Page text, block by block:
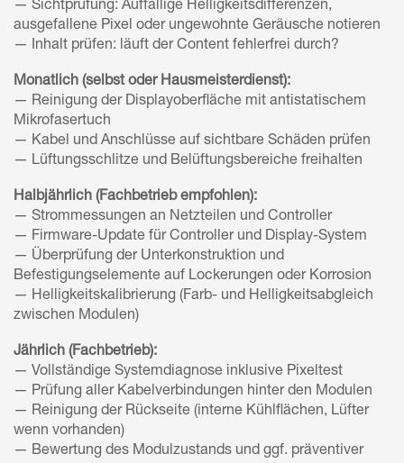
— Sichtprüfung: Auffällige Helligkeitsdifferenzen,
ausgefallene Pixel oder ungewohnte Geräusche notieren
— Inhalt prüfen: läuft der Content fehlerfrei durch?
Monatlich (selbst oder Hausmeisterdienst):
— Reinigung der Displayoberfläche mit antistatischem
Mikrofasertuch
— Kabel und Anschlüsse auf sichtbare Schäden prüfen
— Lüftungsschlitze und Belüftungsbereiche freihalten
Halbjährlich (Fachbetrieb empfohlen):
— Strommessungen an Netzteilen und Controller
— Firmware-Update für Controller und Display-System
— Überprüfung der Unterkonstruktion und
Befestigungselemente auf Lockerungen oder Korrosion
— Helligkeitskalibrierung (Farb- und Helligkeitsabgleich
zwischen Modulen)
Jährlich (Fachbetrieb):
— Vollständige Systemdiagnose inklusive Pixeltest
— Prüfung aller Kabelverbindungen hinter den Modulen
— Reinigung der Rückseite (interne Kühlflächen, Lüfter
wenn vorhanden)
— Bewertung des Modulzustands und ggf. präventiver